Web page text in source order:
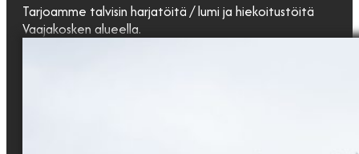
Tarjoamme talvisin harjatöitä / lumi ja hiekoitustöitä
Vaajakosken alueella.